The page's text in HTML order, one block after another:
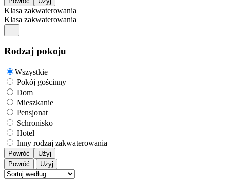
Klasa zakwaterowania
Klasa zakwaterowania
Rodzaj pokoju
Wszystkie
Pokój gościnny
Dom
Mieszkanie
Pensjonat
Schronisko
Hotel
Inny rodzaj zakwaterowania
Powróć
Użyj
Powróć
Użyj